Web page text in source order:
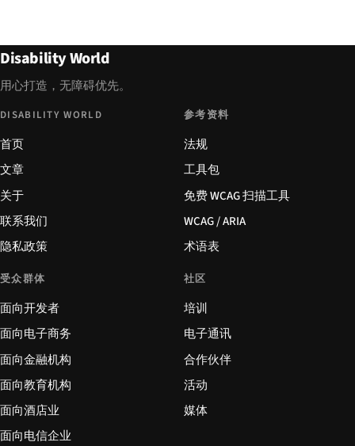
Disability World
用心打造，无障碍优先。
DISABILITY WORLD
首页
文章
关于
联系我们
隐私政策
参考资料
法规
工具包
免费 WCAG 扫描工具
WCAG / ARIA
术语表
受众群体
面向开发者
面向电子商务
面向金融机构
面向教育机构
面向酒店业
面向电信企业
社区
培训
电子通讯
合作伙伴
活动
媒体